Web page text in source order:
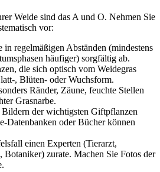
Weide sind das A und O. Nehmen Sie
vor:
in regelmäßigen Abständen (mindestens
häufiger) sorgfältig ab.
die sich optisch vom Weidegras
, Blüten- oder Wuchsform.
Ränder, Zäune, feuchte Stellen
Grasnarbe.
der wichtigsten Giftpflanzen
Datenbanken oder Bücher können
einen Experten (Tierarzt,
Botaniker) zurate. Machen Sie Fotos der